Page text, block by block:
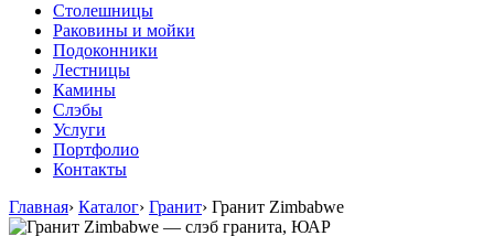
Столешницы
Раковины и мойки
Подоконники
Лестницы
Камины
Слэбы
Услуги
Портфолио
Контакты
Главная› Каталог› Гранит› Гранит Zimbabwe